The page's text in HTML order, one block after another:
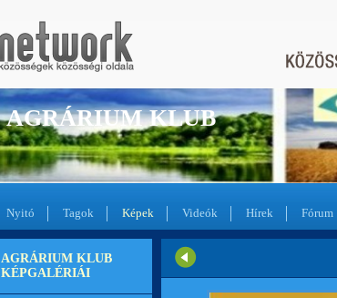
AGRÁRIUM KLUB
Nyitó Tagok Képek Videók Hírek Fórum
AGRÁRIUM KLUB
KÉPGALÉRIÁI